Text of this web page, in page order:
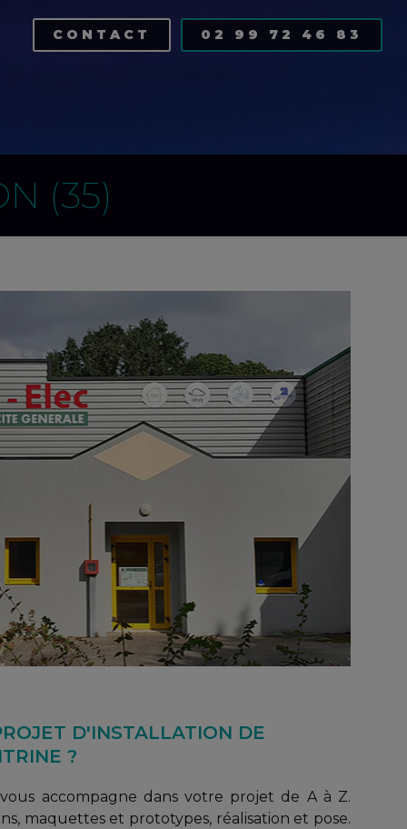
CONTACT 02 99 72 46 83
(35)
D'INSTALLATION DE
?
accompagne dans votre projet de A à Z.
maquettes et prototypes, réalisation et pose.